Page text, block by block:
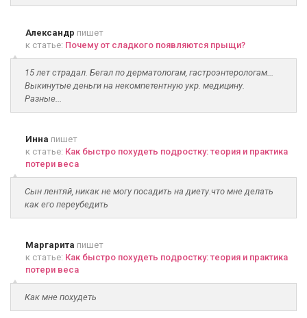
Александр пишет
к статье: Почему от сладкого появляются прыщи?
15 лет страдал. Бегал по дерматологам, гастроэнтерологам...
Выкинутые деньги на некомпетентную укр. медицину.
Разные...
Инна пишет
к статье: Как быстро похудеть подростку: теория и практика
потери веса
Сын лентяй, никак не могу посадить на диету.что мне делать
как его переубедить
Маргарита пишет
к статье: Как быстро похудеть подростку: теория и практика
потери веса
Как мне похудеть